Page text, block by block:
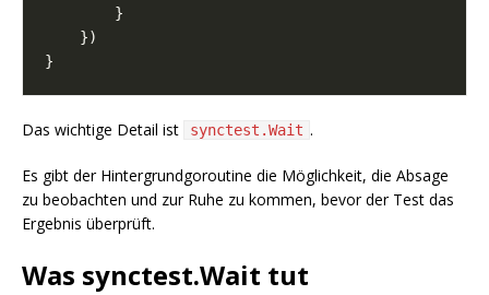
Das wichtige Detail ist synctest.Wait .
Es gibt der Hintergrundgoroutine die Möglichkeit, die Absage
zu beobachten und zur Ruhe zu kommen, bevor der Test das
Ergebnis überprüft.
Was synctest.Wait tut